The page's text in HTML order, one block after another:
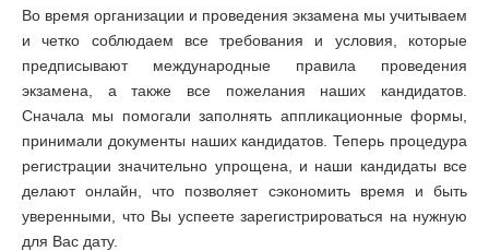
Во время организации и проведения экзамена мы учитываем
и четко соблюдаем все требования и условия, которые
предписывают международные правила проведения
экзамена, а также все пожелания наших кандидатов.
Сначала мы помогали заполнять аппликационные формы,
принимали документы наших кандидатов. Теперь процедура
регистрации значительно упрощена, и наши кандидаты все
делают онлайн, что позволяет сэкономить время и быть
уверенными, что Вы успеете зарегистрироваться на нужную
для Вас дату.